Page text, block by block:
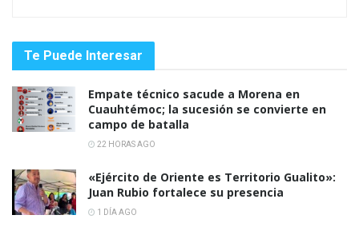
Te Puede Interesar
Empate técnico sacude a Morena en
Cuauhtémoc; la sucesión se convierte en
campo de batalla
22 HORAS AGO
«Ejército de Oriente es Territorio Gualito»:
Juan Rubio fortalece su presencia
1 DÍA AGO